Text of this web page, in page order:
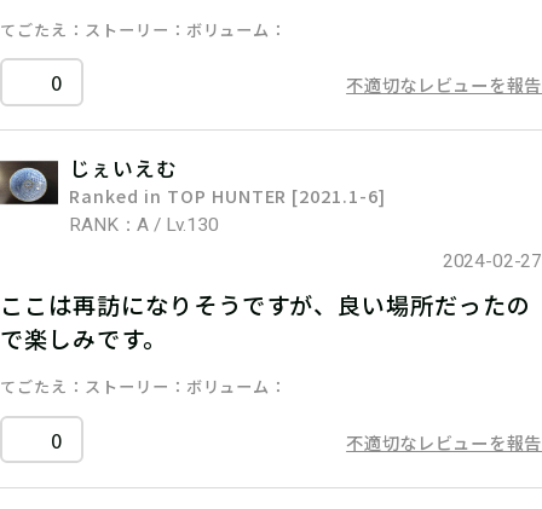
てごたえ ストーリー ボリューム
0 不適切なレビューを報告
じぇいえむ
Ranked in TOP HUNTER [2021.1-6]
RANK：A / Lv.130
2024-02-27
ここは再訪になりそうですが、良い場所だったの
で楽しみです。
てごたえ ストーリー ボリューム
0 不適切なレビューを報告